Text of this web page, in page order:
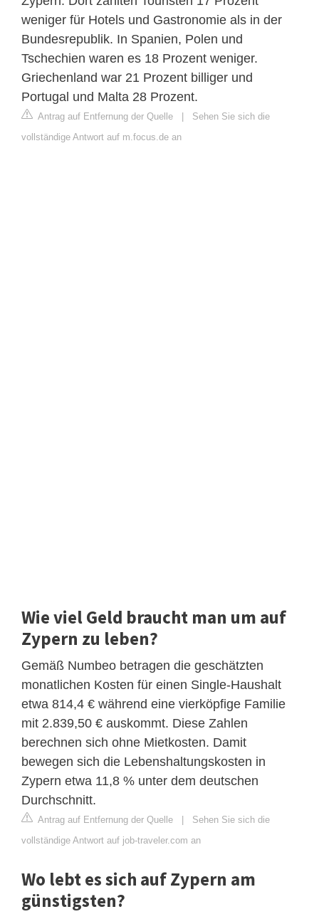
weniger für Hotels und Gastronomie als in der
Bundesrepublik. In Spanien, Polen und
Tschechien waren es 18 Prozent weniger.
Griechenland war 21 Prozent billiger und
Portugal und Malta 28 Prozent.
Antrag auf Entfernung der Quelle | Sehen Sie sich die
vollständige Antwort auf m.focus.de an
Wie viel Geld braucht man um auf
Zypern zu leben?
Gemäß Numbeo betragen die geschätzten
monatlichen Kosten für einen Single-Haushalt
etwa 814,4 € während eine vierköpfige Familie
mit 2.839,50 € auskommt. Diese Zahlen
berechnen sich ohne Mietkosten. Damit
bewegen sich die Lebenshaltungskosten in
Zypern etwa 11,8 % unter dem deutschen
Durchschnitt.
Antrag auf Entfernung der Quelle | Sehen Sie sich die
vollständige Antwort auf job-traveler.com an
Wo lebt es sich auf Zypern am
günstigsten?